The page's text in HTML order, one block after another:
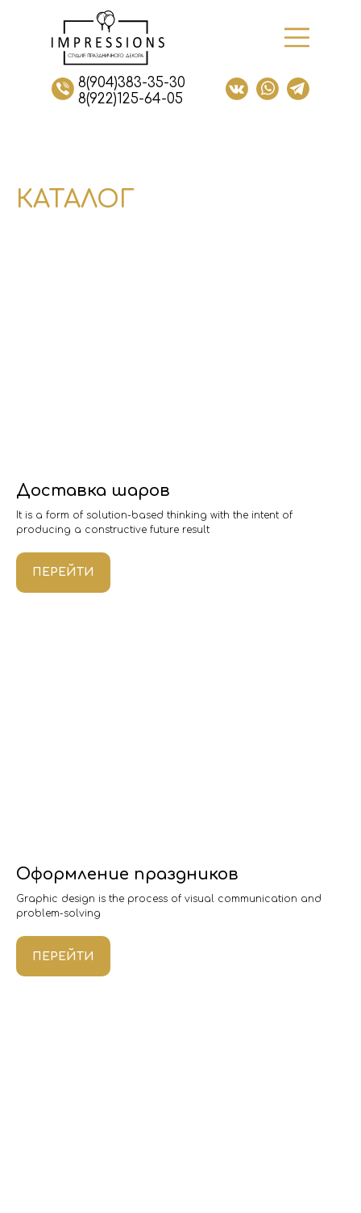
8(922)125-64-05
8(904)383-35-30
КАТАЛОГ
Доставка шаров
It is a form of solution-based thinking with the intent of
producing a constructive future result
ПЕРЕЙТИ
Оформление праздников
Graphic design is the process of visual communication and
problem-solving
ПЕРЕЙТИ